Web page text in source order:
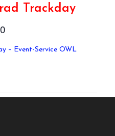
Trackday
– Event-Service OWL